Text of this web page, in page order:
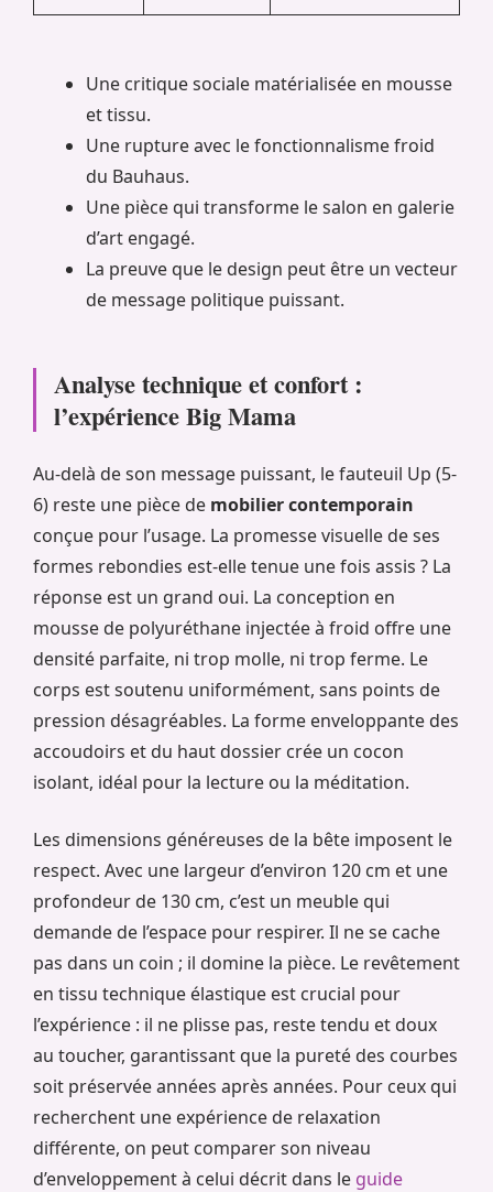
Une critique sociale matérialisée en mousse
et tissu.
Une rupture avec le fonctionnalisme froid
du Bauhaus.
Une pièce qui transforme le salon en galerie
d’art engagé.
La preuve que le design peut être un vecteur
de message politique puissant.
Analyse technique et confort :
l’expérience Big Mama
Au-delà de son message puissant, le fauteuil Up (5-
6) reste une pièce de mobilier contemporain
conçue pour l’usage. La promesse visuelle de ses
formes rebondies est-elle tenue une fois assis ? La
réponse est un grand oui. La conception en
mousse de polyuréthane injectée à froid offre une
densité parfaite, ni trop molle, ni trop ferme. Le
corps est soutenu uniformément, sans points de
pression désagréables. La forme enveloppante des
accoudoirs et du haut dossier crée un cocon
isolant, idéal pour la lecture ou la méditation.
Les dimensions généreuses de la bête imposent le
respect. Avec une largeur d’environ 120 cm et une
profondeur de 130 cm, c’est un meuble qui
demande de l’espace pour respirer. Il ne se cache
pas dans un coin ; il domine la pièce. Le revêtement
en tissu technique élastique est crucial pour
l’expérience : il ne plisse pas, reste tendu et doux
au toucher, garantissant que la pureté des courbes
soit préservée années après années. Pour ceux qui
recherchent une expérience de relaxation
différente, on peut comparer son niveau
d’enveloppement à celui décrit dans le guide